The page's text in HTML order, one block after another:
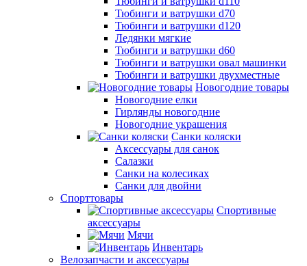
Тюбинги и ватрушки d70
Тюбинги и ватрушки d120
Ледянки мягкие
Тюбинги и ватрушки d60
Тюбинги и ватрушки овал машинки
Тюбинги и ватрушки двухместные
Новогодние товары
Новогодние елки
Гирлянды новогодние
Новогодние украшения
Санки коляски
Аксессуары для санок
Салазки
Санки на колесиках
Санки для двойни
Спорттовары
Спортивные
аксессуары
Мячи
Инвентарь
Велозапчасти и аксессуары